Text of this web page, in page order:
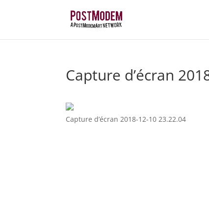
Capture d’écran
Capture d’écran 2018-12-10 23.22.04